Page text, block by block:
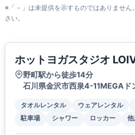
※「－」は未提供を示すものではありませ
さい。
ホットヨガスタジオ
野町駅から徒歩14分
石川県金沢市西泉4-11MEGAド
タオルレンタル ウェアレンタル
駐車場
シャワー ロッカー 他